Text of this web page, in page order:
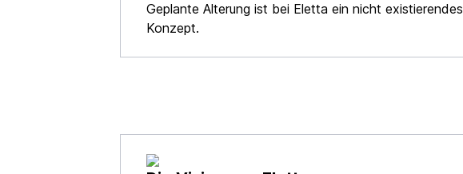
Geplante Alterung ist bei Eletta ein nicht existierendes
Konzept.